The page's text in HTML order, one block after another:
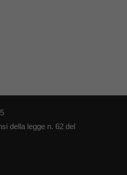
della legge n. 62 del